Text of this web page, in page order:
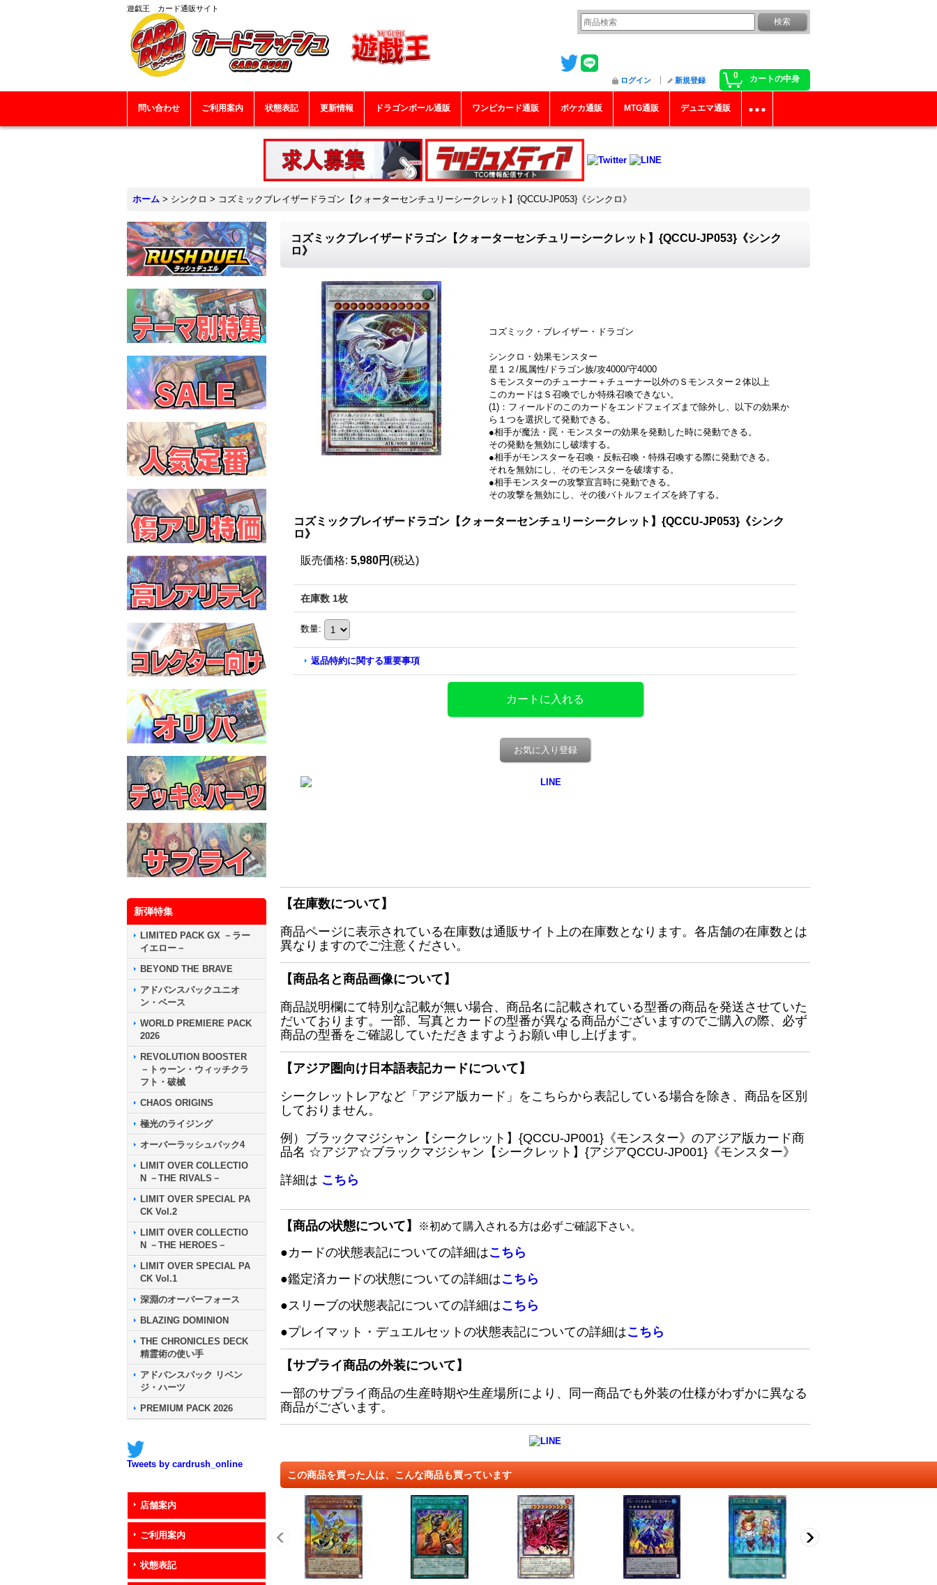
遊戯王 カード通販サイト
0 カートの中身
ログイン 新規登録
問い合わせ ご利用案内 状態表記 更新情報 ドラゴンボール通販 ワンピカード通販 ポケカ通販 MTG通販 デュエマ通販
ホーム > シンクロ > コズミックブレイザードラゴン【クォーターセンチュリーシークレット】{QCCU-JP053}《シンクロ》
新弾特集
LIMITED PACK GX －ラー
イエロー－
BEYOND THE BRAVE
アドバンスパックユニオ
ン・ベース
WORLD PREMIERE PACK
2026
REVOLUTION BOOSTER
－トゥーン・ウィッチクラ
フト・破械
CHAOS ORIGINS
極光のライジング
オーバーラッシュパック4
LIMIT OVER COLLECTIO
N －THE RIVALS－
LIMIT OVER SPECIAL PA
CK Vol.2
LIMIT OVER COLLECTIO
N －THE HEROES－
LIMIT OVER SPECIAL PA
CK Vol.1
深淵のオーバーフォース
BLAZING DOMINION
THE CHRONICLES DECK
精霊術の使い手
アドバンスパック リベン
ジ・ハーツ
PREMIUM PACK 2026
Tweets by cardrush_online
店舗案内
ご利用案内
状態表記
コズミックブレイザードラゴン【クォーターセンチュリーシークレット】{QCCU-JP053}《シンク
ロ》
コズミック・ブレイザー・ドラゴン
シンクロ・効果モンスター
星１２/風属性/ドラゴン族/攻4000/守4000
Ｓモンスターのチューナー＋チューナー以外のＳモンスター２体以上
このカードはＳ召喚でしか特殊召喚できない。
(1)：フィールドのこのカードをエンドフェイズまで除外し、以下の効果か
ら１つを選択して発動できる。
●相手が魔法・罠・モンスターの効果を発動した時に発動できる。
その発動を無効にし破壊する。
●相手がモンスターを召喚・反転召喚・特殊召喚する際に発動できる。
それを無効にし、そのモンスターを破壊する。
●相手モンスターの攻撃宣言時に発動できる。
その攻撃を無効にし、その後バトルフェイズを終了する。
コズミックブレイザードラゴン【クォーターセンチュリーシークレット】{QCCU-JP053}《シンク
ロ》
販売価格: 5,980円 (税込)
在庫数 1枚
数量:
返品特約に関する重要事項
お気に入り登録
【在庫数について】
商品ページに表示されている在庫数は通販サイト上の在庫数となります。各店舗の在庫数とは
異なりますのでご注意ください。
【商品名と商品画像について】
商品説明欄にて特別な記載が無い場合、商品名に記載されている型番の商品を発送させていた
だいております。一部、写真とカードの型番が異なる商品がございますのでご購入の際、必ず
商品の型番をご確認していただきますようお願い申し上げます。
【アジア圏向け日本語表記カードについて】
シークレットレアなど「アジア版カード」をこちらから表記している場合を除き、商品を区別
しておりません。
例）ブラックマジシャン【シークレット】{QCCU-JP001}《モンスター》のアジア版カード商
品名 ☆アジア☆ブラックマジシャン【シークレット】{アジアQCCU-JP001}《モンスター》
詳細は こちら
【商品の状態について】 ※初めて購入される方は必ずご確認下さい。
●カードの状態表記についての詳細はこちら
●鑑定済カードの状態についての詳細はこちら
●スリーブの状態表記についての詳細はこちら
●プレイマット・デュエルセットの状態表記についての詳細はこちら
【サプライ商品の外装について】
一部のサプライ商品の生産時期や生産場所により、同一商品でも外装の仕様がわずかに異なる
商品がございます。
この商品を買った人は、こんな商品も買っています